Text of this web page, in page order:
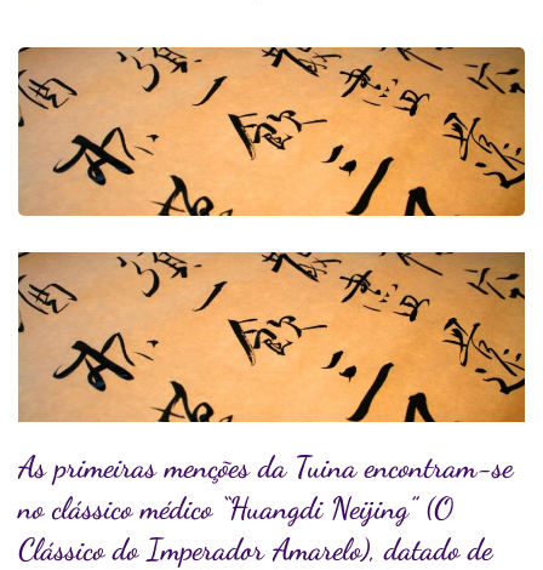
As primeiras menções da Tuina encontram-se
no clássico médico “Huangdi Neijing” (O
Clássico do Imperador Amarelo), datado de